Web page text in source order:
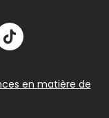
en matière de